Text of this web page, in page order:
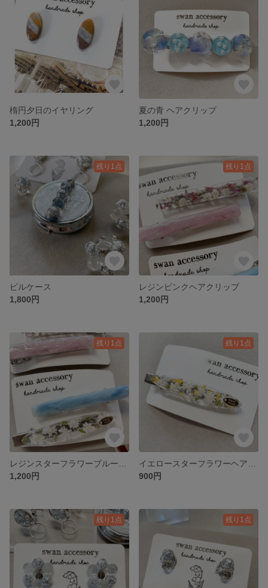
楕円夕日のイヤリング
1,200円
夏の青 ヘアクリップ
1,200円
残り1点
ピルケース
1,800円
残り1点
レジンピンクヘアクリップ
1,200円
残り1点
1,200円
残り1点
900円
残り1点 残り1点